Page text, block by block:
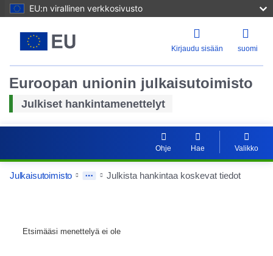
EU:n virallinen verkkosivusto
Kirjaudu sisään suomi
Euroopan unionin julkaisutoimisto
Julkiset hankintamenettelyt
Ohje Hae Valikko
Julkaisutoimisto Julkista hankintaa koskevat tiedot
Etsimääsi menettelyä ei ole